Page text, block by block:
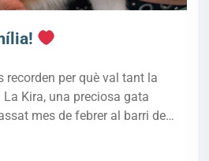
recorden per què val tant la
Kira, una preciosa gata
mes de febrer al barri de…